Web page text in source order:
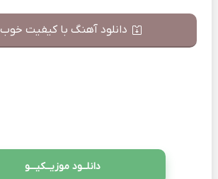
دانلود آهنگ با کیفیت خوب 128
دانلــود موزیــکیـــو